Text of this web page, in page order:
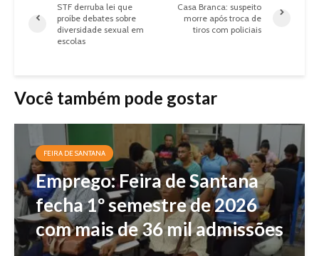
STF derruba lei que
proíbe debates sobre
diversidade sexual em
escolas
Casa Branca: suspeito
morre após troca de
tiros com policiais
Você também pode gostar
FEIRA DE SANTANA
Emprego: Feira de Santana
fecha 1º semestre de 2026
com mais de 36 mil admissões